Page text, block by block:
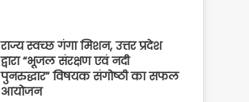
राज्य स्वच्छ गंगा मिशन, उत्तर प्रदेश
द्वारा “भूजल संरक्षण एवं नदी
पुनरुद्धार” विषयक संगोष्ठी का सफल
आयोजन